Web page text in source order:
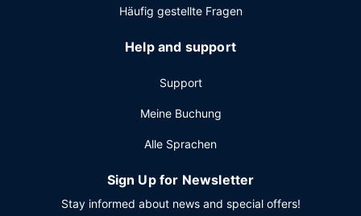
Häufig gestellte Fragen
Help and support
Support
Meine Buchung
Alle Sprachen
Sign Up for Newsletter
Stay informed about news and special offers!